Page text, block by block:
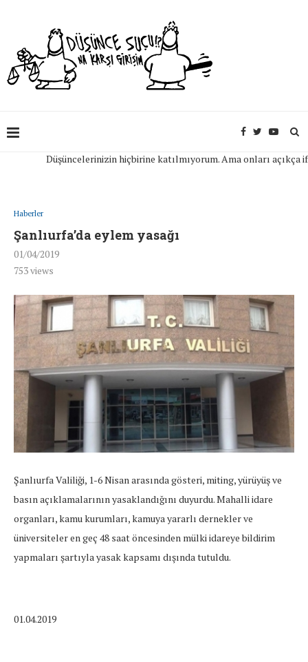
Düşüncelerinizin hiçbirine katılmıyorum. Ama onları açıkça
Haberler
Şanlıurfa’da eylem yasağı
01/04/2019
753views
Şanlıurfa Valiliği, 1-6 Nisan arasında gösteri, miting, yürüyüş ve
basın açıklamalarının yasaklandığını duyurdu. Mahalli idare
organları, kamu kurumları, kamuya yararlı dernekler ve
üniversiteler en geç 48 saat öncesinden mülki idareye bildirim
yapmaları şartıyla yasak kapsamı dışında tutuldu.
01.04.2019